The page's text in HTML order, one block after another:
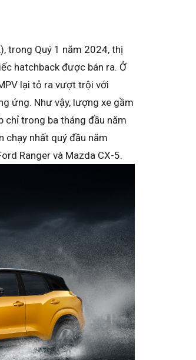
trong Quý 1 năm 2024, thị
hatchback được bán ra. Ở
lại tỏ ra vượt trội với
ứng. Như vậy, lượng xe gầm
chỉ trong ba tháng đầu năm
chạy nhất quý đầu năm
Ranger và Mazda CX-5.